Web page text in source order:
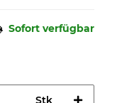
Sofort verfügbar
Stk